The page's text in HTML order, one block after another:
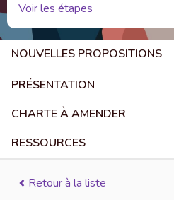
Voir les étapes
NOUVELLES PROPOSITIONS
PRÉSENTATION
CHARTE À AMENDER
RESSOURCES
Retour à la liste